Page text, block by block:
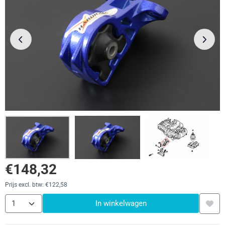
€148,32
Prijs excl. btw: €122,58
Aantal In winkelwagen